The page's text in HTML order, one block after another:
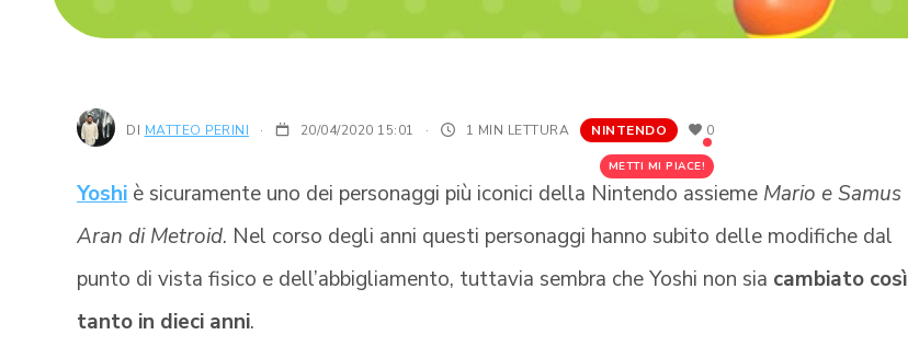
DI MATTEO PERINI 20/04/2020 15:01 · 1 MIN LETTURA NINTENDO
METTI MI PIACE!
0
Yoshi è sicuramente uno dei personaggi più iconici della Nintendo assieme Mario e Samus
Aran di Metroid. Nel corso degli anni questi personaggi hanno subito delle modifiche dal
punto di vista fisico e dell’abbigliamento, tuttavia sembra che Yoshi non sia cambiato così
tanto in dieci anni.